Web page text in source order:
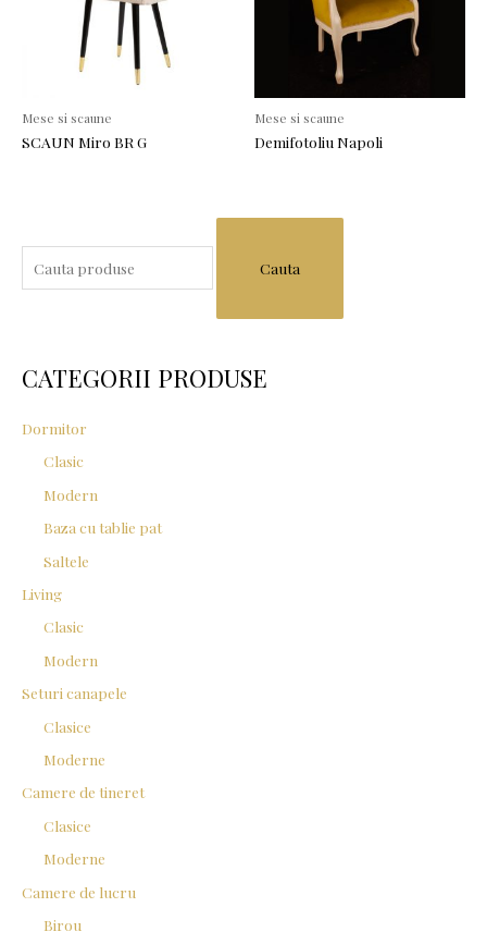
Mese si scaune
SCAUN Miro BR G
Mese si scaune
Demifotoliu Napoli
a
h
o
CATEGORII PRODUSE
Dormitor
Clasic
Modern
Baza cu tablie pat
Saltele
Living
Clasic
Modern
Seturi canapele
Clasice
Moderne
Camere de tineret
Clasice
Moderne
Camere de lucru
Birou